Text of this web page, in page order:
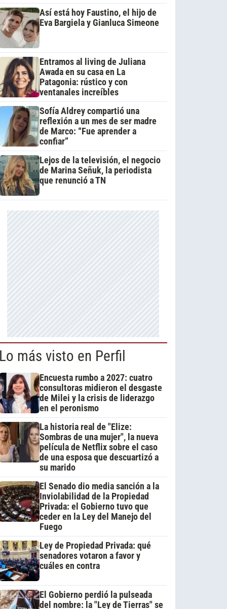
Así está hoy Faustino, el hijo de
Eva Bargiela y Gianluca Simeone
Entramos al living de Juliana
Awada en su casa en La
Patagonia: rústico y con
ventanales increíbles
Sofía Aldrey compartió una
reflexión a un mes de ser madre
de Marco: “Fue aprender a
confiar”
Lejos de la televisión, el negocio
de Marina Señuk, la periodista
que renunció a TN
más visto en Perfil
Encuesta rumbo a 2027: cuatro
consultoras midieron el desgaste
de Milei y la crisis de liderazgo
en el peronismo
La historia real de "Elize:
Sombras de una mujer", la nueva
película de Netflix sobre el caso
de una esposa que descuartizó a
su marido
El Senado dio media sanción a la
Inviolabilidad de la Propiedad
Privada: el Gobierno tuvo que
ceder en la Ley del Manejo del
Fuego
Ley de Propiedad Privada: qué
senadores votaron a favor y
cuáles en contra
El Gobierno perdió la pulseada
del nombre: la "Ley de Tierras" se